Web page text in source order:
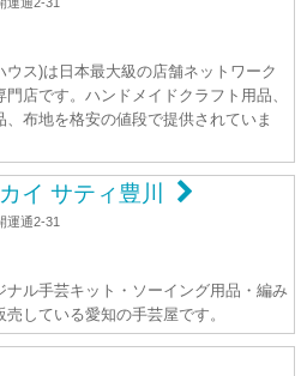
ウス)は日本最大級の店舗ネットワーク
店です。ハンドメイドクラフト用品、
布地を格安の値段で提供されていま
イ サティ豊川
運通2-31
ナル手芸キット・ソーイング用品・編み
している愛知の手芸屋です。